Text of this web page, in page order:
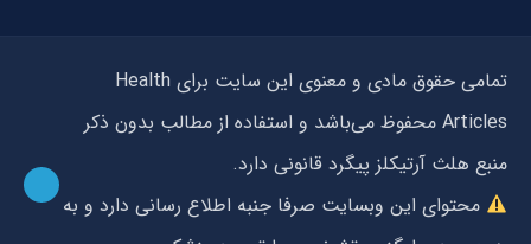
تمامی حقوق مادی و معنوی این سایت برای Health
Articles محفوظ می‌باشد و استفاده از مطالب بدون ذکر
منبع هلث آرتیکلز پیگرد قانونی دارد.
محتوای این وبسایت صرفا جنبه اطلاع رسانی دارد و به